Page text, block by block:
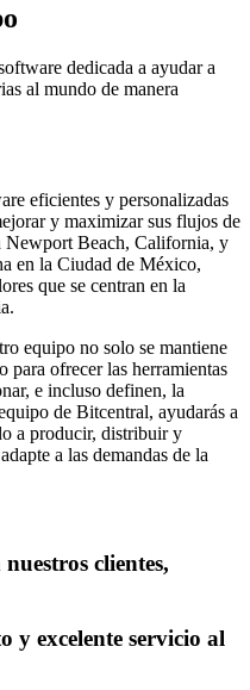
dedicada a ayudar a
al mundo de manera
eficientes y personalizadas
y maximizar sus flujos de
Newport Beach, California, y
en la Ciudad de México,
que se centran en la
equipo no solo se mantiene
para ofrecer las herramientas
e incluso definen, la
de Bitcentral, ayudarás a
a producir, distribuir y
a las demandas de la
clientes,
y excelente servicio al